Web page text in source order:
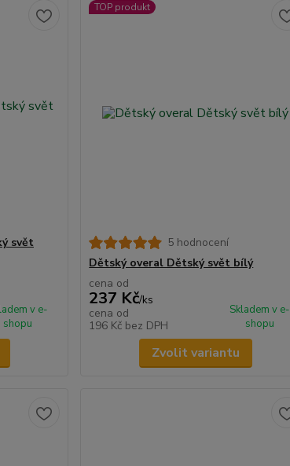
svět
v e-
shopu
TOP produkt
5 hodnocení
Dětský overal Dětský svět bílý
cena od
237 Kč/ks
cena od
196 Kč bez DPH
Skladem v e-
shopu
Zvolit variantu